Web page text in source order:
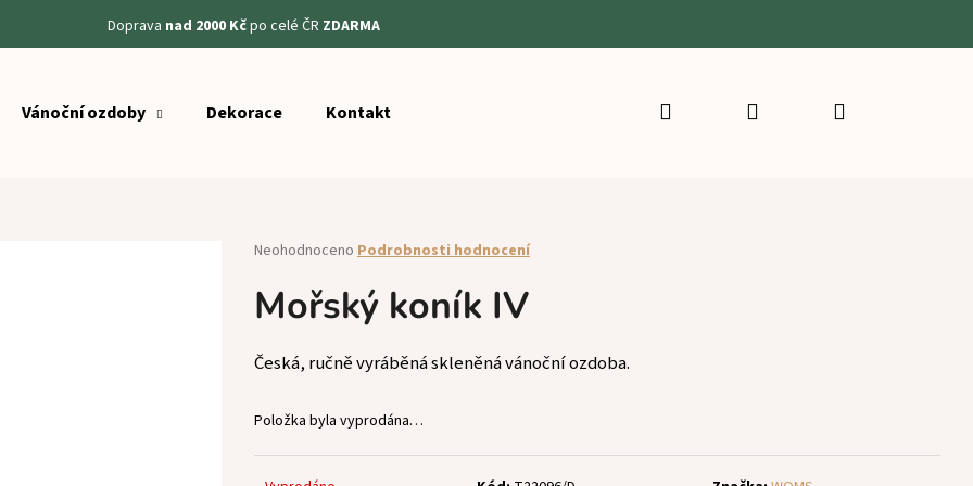
Doprava nad 2000 Kčpo celé ČR ZDARMA
Vánoční ozdoby Dekorace Kontakt Hledat PřihlášeníNákupní
Průměrné
produktu
je
z
5
Neohodnoceno Podrobnosti hodnocení
Mořský koník IV
Česká, ručně vyráběná skleněná vánoční ozdoba.
Položka byla vyprodána…
Co potřebujete najít?